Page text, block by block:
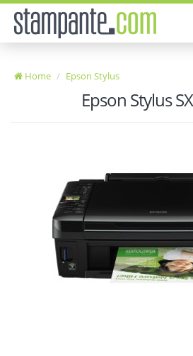
Home Epson Stylus
Epson Stylus